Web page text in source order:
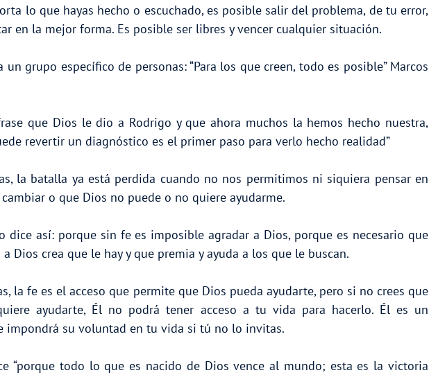
lo que hayas hecho o escuchado, es posible salir del problema, de tu error,
en la mejor forma. Es posible ser libres y vencer cualquier situación.
un grupo específico de personas: “Para los que creen, todo es posible” Marcos
que Dios le dio a Rodrigo y que ahora muchos la hemos hecho nuestra,
revertir un diagnóstico es el primer paso para verlo hecho realidad”
la batalla ya está perdida cuando no nos permitimos ni siquiera pensar en
o que Dios no puede o no quiere ayudarme.
dice así: porque sin fe es imposible agradar a Dios, porque es necesario que
a Dios crea que le hay y que premia y ayuda a los que le buscan.
la fe es el acceso que permite que Dios pueda ayudarte, pero si no crees que
ayudarte, Él no podrá tener acceso a tu vida para hacerlo. Él es un
impondrá su voluntad en tu vida si tú no lo invitas.
“porque todo lo que es nacido de Dios vence al mundo; esta es la victoria